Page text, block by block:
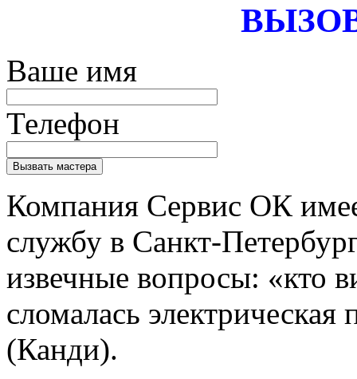
Ваше имя
Телефон
Компания Сервис ОК
службу в Санкт-
извечные вопросы: «кто
сломалась
(Канди).